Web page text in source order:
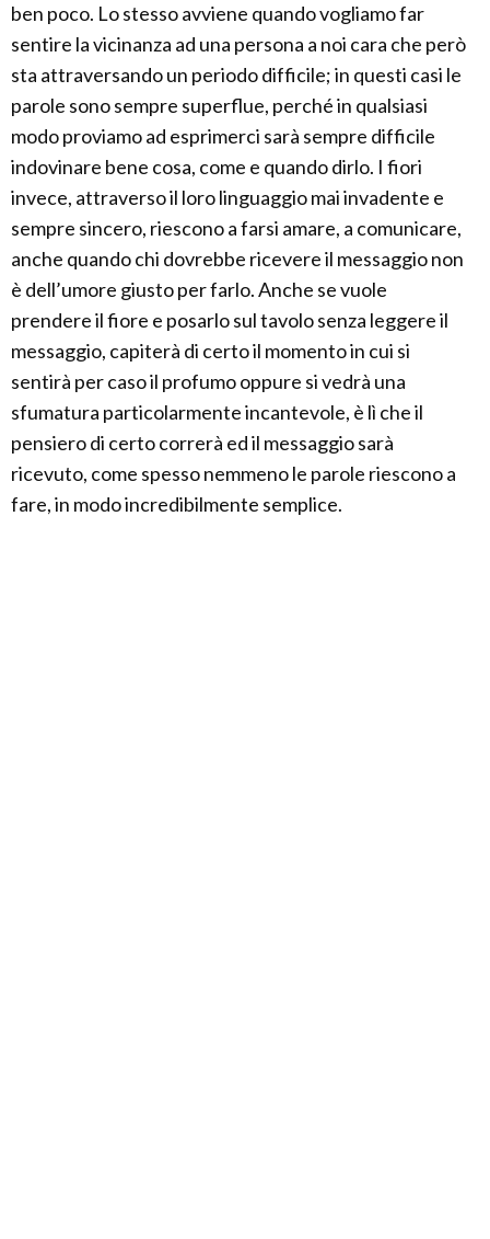
ben poco. Lo stesso avviene quando vogliamo far
sentire la vicinanza ad una persona a noi cara che però
sta attraversando un periodo difficile; in questi casi le
parole sono sempre superflue, perché in qualsiasi
modo proviamo ad esprimerci sarà sempre difficile
indovinare bene cosa, come e quando dirlo. I fiori
invece, attraverso il loro linguaggio mai invadente e
sempre sincero, riescono a farsi amare, a comunicare,
anche quando chi dovrebbe ricevere il messaggio non
è dell’umore giusto per farlo. Anche se vuole
prendere il fiore e posarlo sul tavolo senza leggere il
messaggio, capiterà di certo il momento in cui si
sentirà per caso il profumo oppure si vedrà una
sfumatura particolarmente incantevole, è lì che il
pensiero di certo correrà ed il messaggio sarà
ricevuto, come spesso nemmeno le parole riescono a
fare, in modo incredibilmente semplice.